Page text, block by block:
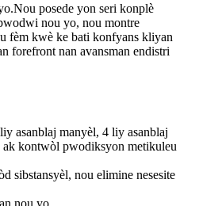
posede yon seri konplè
nou yo, nou montre
fèm kwè ke bati konfyans kliyan
forefront nan avansman endistri
asanblaj manyèl, 4 liy asanblaj
ak kontwòl pwodiksyon metikuleu
sibstansyèl, nou elimine nesesite